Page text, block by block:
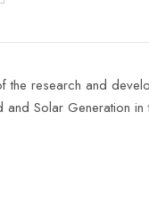
the research and
Solar Generation